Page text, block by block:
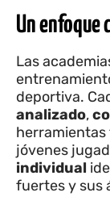
Un enfoque
Las
deportiva.
analizado,
herramientas
jóvenes
individual
fuertes y sus